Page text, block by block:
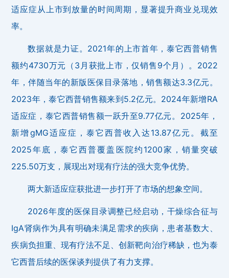
适应症从上市到放量的时间周期，显著提升商业兑现效
率。
数据就是力证。2021年的上市首年，泰它西普销售
额约4730万元（3月获批上市，仅销售9个月）。2022
年，伴随当年的新版医保目录落地，销售额达3.3亿元。
2023年，泰它西普销售额来到5.2亿元。2024年新增RA
适应症，泰它西普销售额一跃升至9.77亿元。2025年，
新增gMG适应症，泰它西普收入达13.87亿元。截至
2025年底，泰它西普覆盖医院约1200家，销量突破
225.50万支，展现出对现有疗法的强大竞争优势。
两大新适应症获批进一步打开了市场的想象空间。
2026年度的医保目录调整已经启动，干燥综合征与
IgA肾病作为具有明确未满足需求的疾病，患者基数大、
疾病负担重、现有疗法不足、创新靶向治疗稀缺，也为泰
它西普后续的医保谈判提供了有力支撑。